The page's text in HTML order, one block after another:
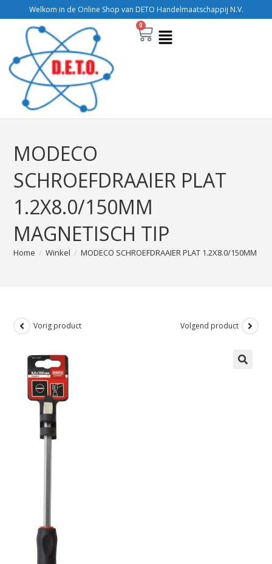
Welkom in de Online Shop van DETO Handelmaatschappij N.V.
0
MODECO
SCHROEFDRAAIER PLAT
1.2X8.0/150MM
MAGNETISCH TIP
Home / Winkel / MODECO SCHROEFDRAAIER PLAT 1.2X8.0/150MM
Vorig product Volgend product